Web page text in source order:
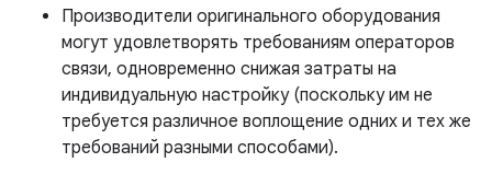
Производители оригинального оборудования
могут удовлетворять требованиям операторов
связи, одновременно снижая затраты на
индивидуальную настройку (поскольку им не
требуется различное воплощение одних и тех же
требований разными способами).